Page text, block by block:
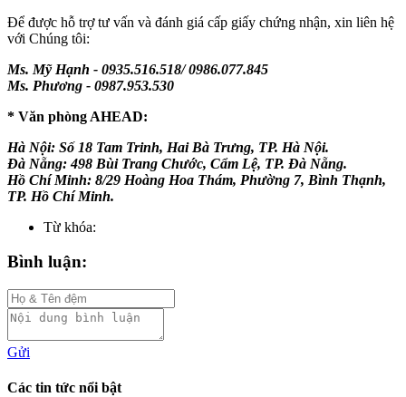
Để được hỗ trợ tư vấn và đánh giá cấp giấy chứng nhận, xin liên hệ
với Chúng tôi:
Ms. Mỹ Hạnh - 0935.516.518/ 0986.077.845
Ms. Phương - 0987.953.530
* Văn phòng AHEAD:
Hà Nội: Số 18 Tam Trinh, Hai Bà Trưng, TP. Hà Nội.
Đà Nẵng: 498 Bùi Trang Chước, Cẩm Lệ, TP. Đà Nẵng.
Hồ Chí Minh: 8/29 Hoàng Hoa Thám, Phường 7, Bình Thạnh,
TP. Hồ Chí Minh.
Từ khóa:
Bình luận:
Gửi
Các tin tức nổi bật